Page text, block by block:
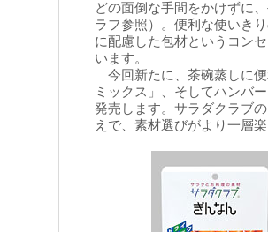
どの面倒な手間をかけずに
ラフ参照）。便利な使いき
に配慮した包材というコン
います。
今回新たに、茶碗蒸しに
ミックス」、そしてハンバ
発売します。サラダクラブ
えで、素材選びがより一層